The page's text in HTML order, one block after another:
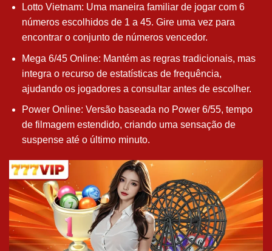
Lotto Vietnam: Uma maneira familiar de jogar com 6
números escolhidos de 1 a 45. Gire uma vez para
encontrar o conjunto de números vencedor.
Mega 6/45 Online: Mantém as regras tradicionais, mas
integra o recurso de estatísticas de frequência,
ajudando os jogadores a consultar antes de escolher.
Power Online: Versão baseada no Power 6/55, tempo
de filmagem estendido, criando uma sensação de
suspense até o último minuto.